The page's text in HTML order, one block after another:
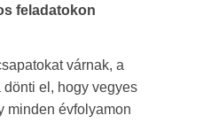
feladatokon
várnak, a
el, hogy vegyes
minden évfolyamon